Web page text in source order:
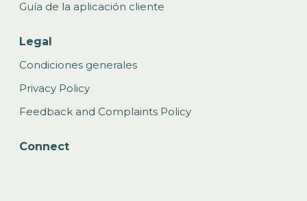
Guía de la aplicación cliente
Legal
Condiciones generales
Privacy Policy
Feedback and Complaints Policy
Connect